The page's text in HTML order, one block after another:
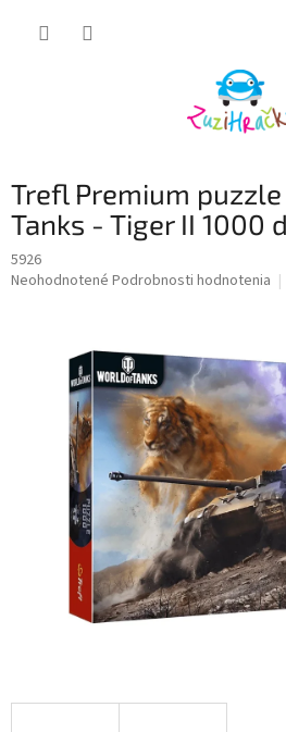
Trefl Premium
Tanks - Tiger II 1000
5926
Priemerné
hviezdičiek.
Neohodnotené Podrobnosti hodnotenia